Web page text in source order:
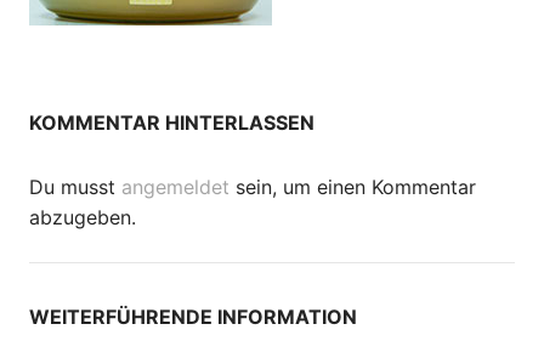
KOMMENTAR HINTERLASSEN
Du musst angemeldet sein, um einen Kommentar
abzugeben.
WEITERFÜHRENDE INFORMATION